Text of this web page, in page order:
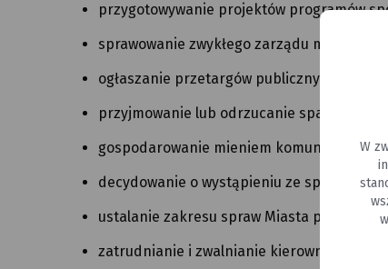
przygotowywanie projektów programów
sprawowanie zwykłego zarządu majątkiem
ogłaszanie przetargów publicznych w
przyjmowanie lub odrzucanie spadków,
gospodarowanie mieniem komunalnym;
decydowanie o wystąpieniu ze sporem na
ustalanie zakresu spraw Miasta
zatrudnianie i zwalnianie kierowników
W